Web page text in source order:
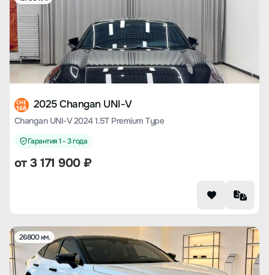
CHE
168 2025 Changan UNI-V
Changan UNI-V 2024 1.5T Premium Type
Гарантия 1 - 3 года
от3 171 900₽
26800 км.